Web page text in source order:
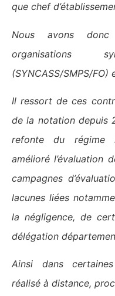
que chef
Nous avons
organisations
(SYNCASS/SMPS/FO)
Il ressort de ces
de la notation depuis
refonte du régime
amélioré l’évaluation
campagnes
lacunes liées
la négligence, de
délégation
Ainsi dans
réalisé à distance,